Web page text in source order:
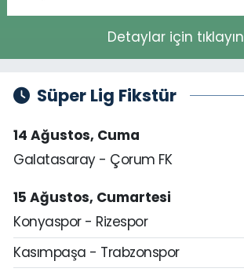
Detaylar için tıklayın
Süper Lig Fikstür
14 Ağustos, Cuma
Galatasaray - Çorum FK
15 Ağustos, Cumartesi
Konyaspor - Rizespor
Kasımpaşa - Trabzonspor